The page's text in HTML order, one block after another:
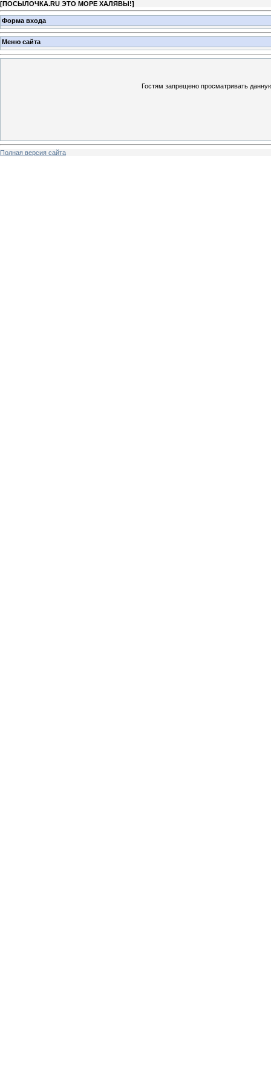
[ПОСЫЛОЧКА.RU ЭТО МОРЕ ХАЛЯВЫ!]
Форма входа
Меню сайта
Гостям запрещено просматривать
Полная версия сайта